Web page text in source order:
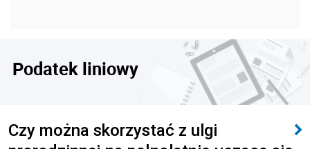
Podatek liniowy
Czy można skorzystać z ulgi